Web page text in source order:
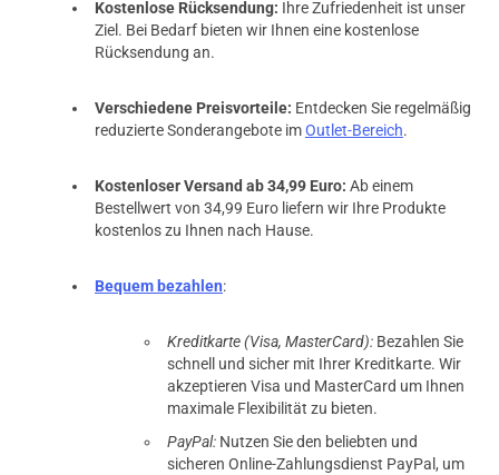
Kostenlose Rücksendung: Ihre Zufriedenheit ist unser
Ziel. Bei Bedarf bieten wir Ihnen eine kostenlose
Rücksendung an.
Verschiedene Preisvorteile: Entdecken Sie regelmäßig
reduzierte Sonderangebote imOutlet-Bereich.
Kostenloser Versand ab 34,99 Euro: Ab einem
Bestellwert von 34,99 Euro liefern wir Ihre Produkte
kostenlos zu Ihnen nach Hause.
Bequem bezahlen:
Kreditkarte (Visa, MasterCard): Bezahlen Sie
schnell und sicher mit Ihrer Kreditkarte. Wir
akzeptieren Visa und MasterCard um Ihnen
maximale Flexibilität zu bieten.
PayPal: Nutzen Sie den beliebten und
sicheren Online-Zahlungsdienst PayPal, um